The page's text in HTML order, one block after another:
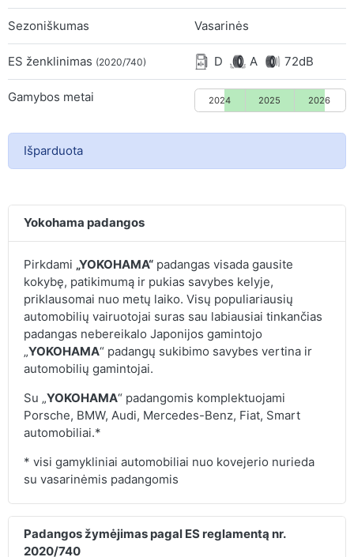
Sezoniškumas Vasarinės
ES ženklinimas (2020/740) D A 72dB
Gamybos metai 2024 2025 2026
Išparduota
Yokohama padangos
Pirkdami „YOKOHAMA“padangas visada gausite
kokybę, patikimumą ir pukias savybes kelyje,
priklausomai nuo metų laiko. Visų populiariausių
automobilių vairuotojai suras sau labiausiai tinkančias
padangas nebereikalo Japonijos gamintojo
„YOKOHAMA“ padangų sukibimo savybes vertina ir
automobilių gamintojai.
Su „YOKOHAMA“ padangomis komplektuojami
Porsche, BMW, Audi, Mercedes-Benz, Fiat, Smart
automobiliai.*
* visi gamykliniai automobiliai nuo kovejerio nurieda
su vasarinėmis padangomis
Padangos žymėjimas pagal ES reglamentą nr.
2020/740